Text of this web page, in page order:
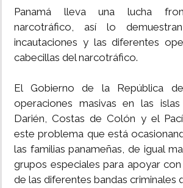
Panamá lleva una lucha
narcotráfico, así lo
incautaciones y las diferentes
cabecillas del narcotráfico.
El Gobierno de la República
operaciones masivas en las
Darién, Costas de Colón y el
este problema que está
las familias panameñas, de igual
grupos especiales para apoyar con
de las diferentes bandas criminales